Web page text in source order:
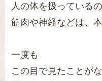
人の体を扱っている
筋肉や神経などは、
一度も
この目で見たことがな